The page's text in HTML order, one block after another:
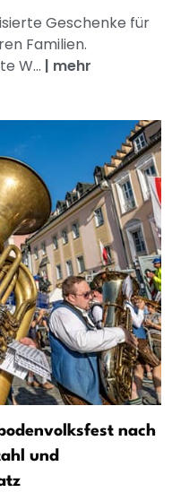
Geschenke für
Familien.
W... | mehr
nach
und